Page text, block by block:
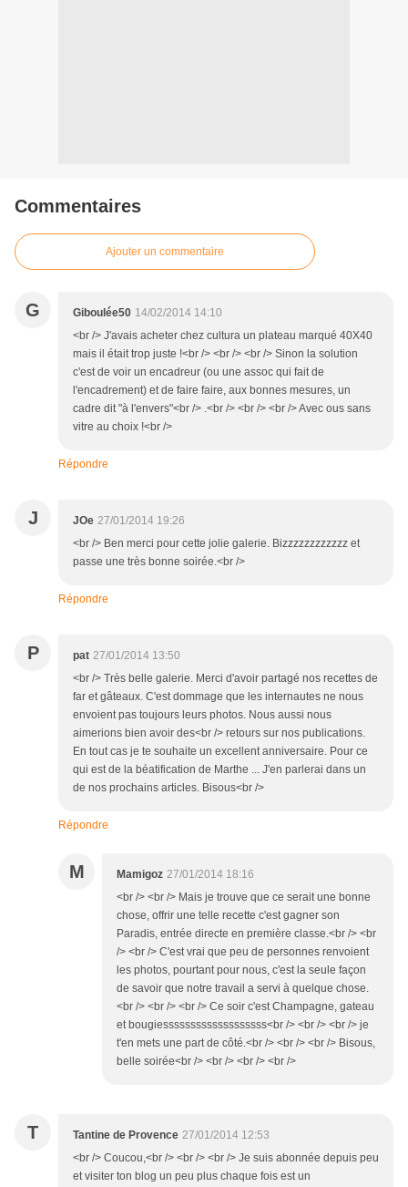
Commentaires
Ajouter un commentaire
G Giboulée50 14/02/2014 14:10
<br /> J'avais acheter chez cultura un plateau marqué 40X40
mais il était trop juste !<br /> <br /> <br /> Sinon la solution
c'est de voir un encadreur (ou une assoc qui fait de
l'encadrement) et de faire faire, aux bonnes mesures, un
cadre dit "à l'envers"<br /> .<br /> <br /> <br /> Avec ous sans
vitre au choix !<br />
Répondre
J JOe 27/01/2014 19:26
<br /> Ben merci pour cette jolie galerie. Bizzzzzzzzzzzz et
passe une très bonne soirée.<br />
Répondre
P pat 27/01/2014 13:50
<br /> Très belle galerie. Merci d'avoir partagé nos recettes de
far et gâteaux. C'est dommage que les internautes ne nous
envoient pas toujours leurs photos. Nous aussi nous
aimerions bien avoir des<br /> retours sur nos publications.
En tout cas je te souhaite un excellent anniversaire. Pour ce
qui est de la béatification de Marthe ... J'en parlerai dans un
de nos prochains articles. Bisous<br />
Répondre
M Mamigoz 27/01/2014 18:16
<br /> <br /> Mais je trouve que ce serait une bonne
chose, offrir une telle recette c'est gagner son
Paradis, entrée directe en première classe.<br /> <br
/> <br /> C'est vrai que peu de personnes renvoient
les photos, pourtant pour nous, c'est la seule façon
de savoir que notre travail a servi à quelque chose.
<br /> <br /> <br /> Ce soir c'est Champagne, gateau
et bougiesssssssssssssssssss<br /> <br /> <br /> je
t'en mets une part de côté.<br /> <br /> <br /> Bisous,
belle soirée<br /> <br /> <br /> <br />
T Tantine de Provence 27/01/2014 12:53
<br /> Coucou,<br /> <br /> <br /> Je suis abonnée depuis peu
et visiter ton blog un peu plus chaque fois est un